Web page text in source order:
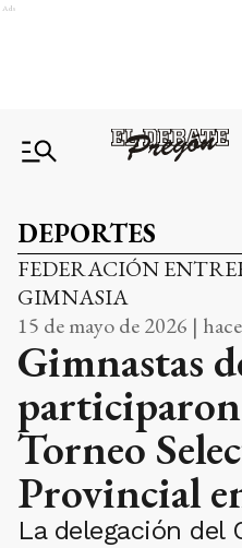
Ads
DEPORTES
FEDERACIÓN
GIMNASIA
15 de mayo de 2026 |
Gimnastas
Torneo
Provincial
La delegación del